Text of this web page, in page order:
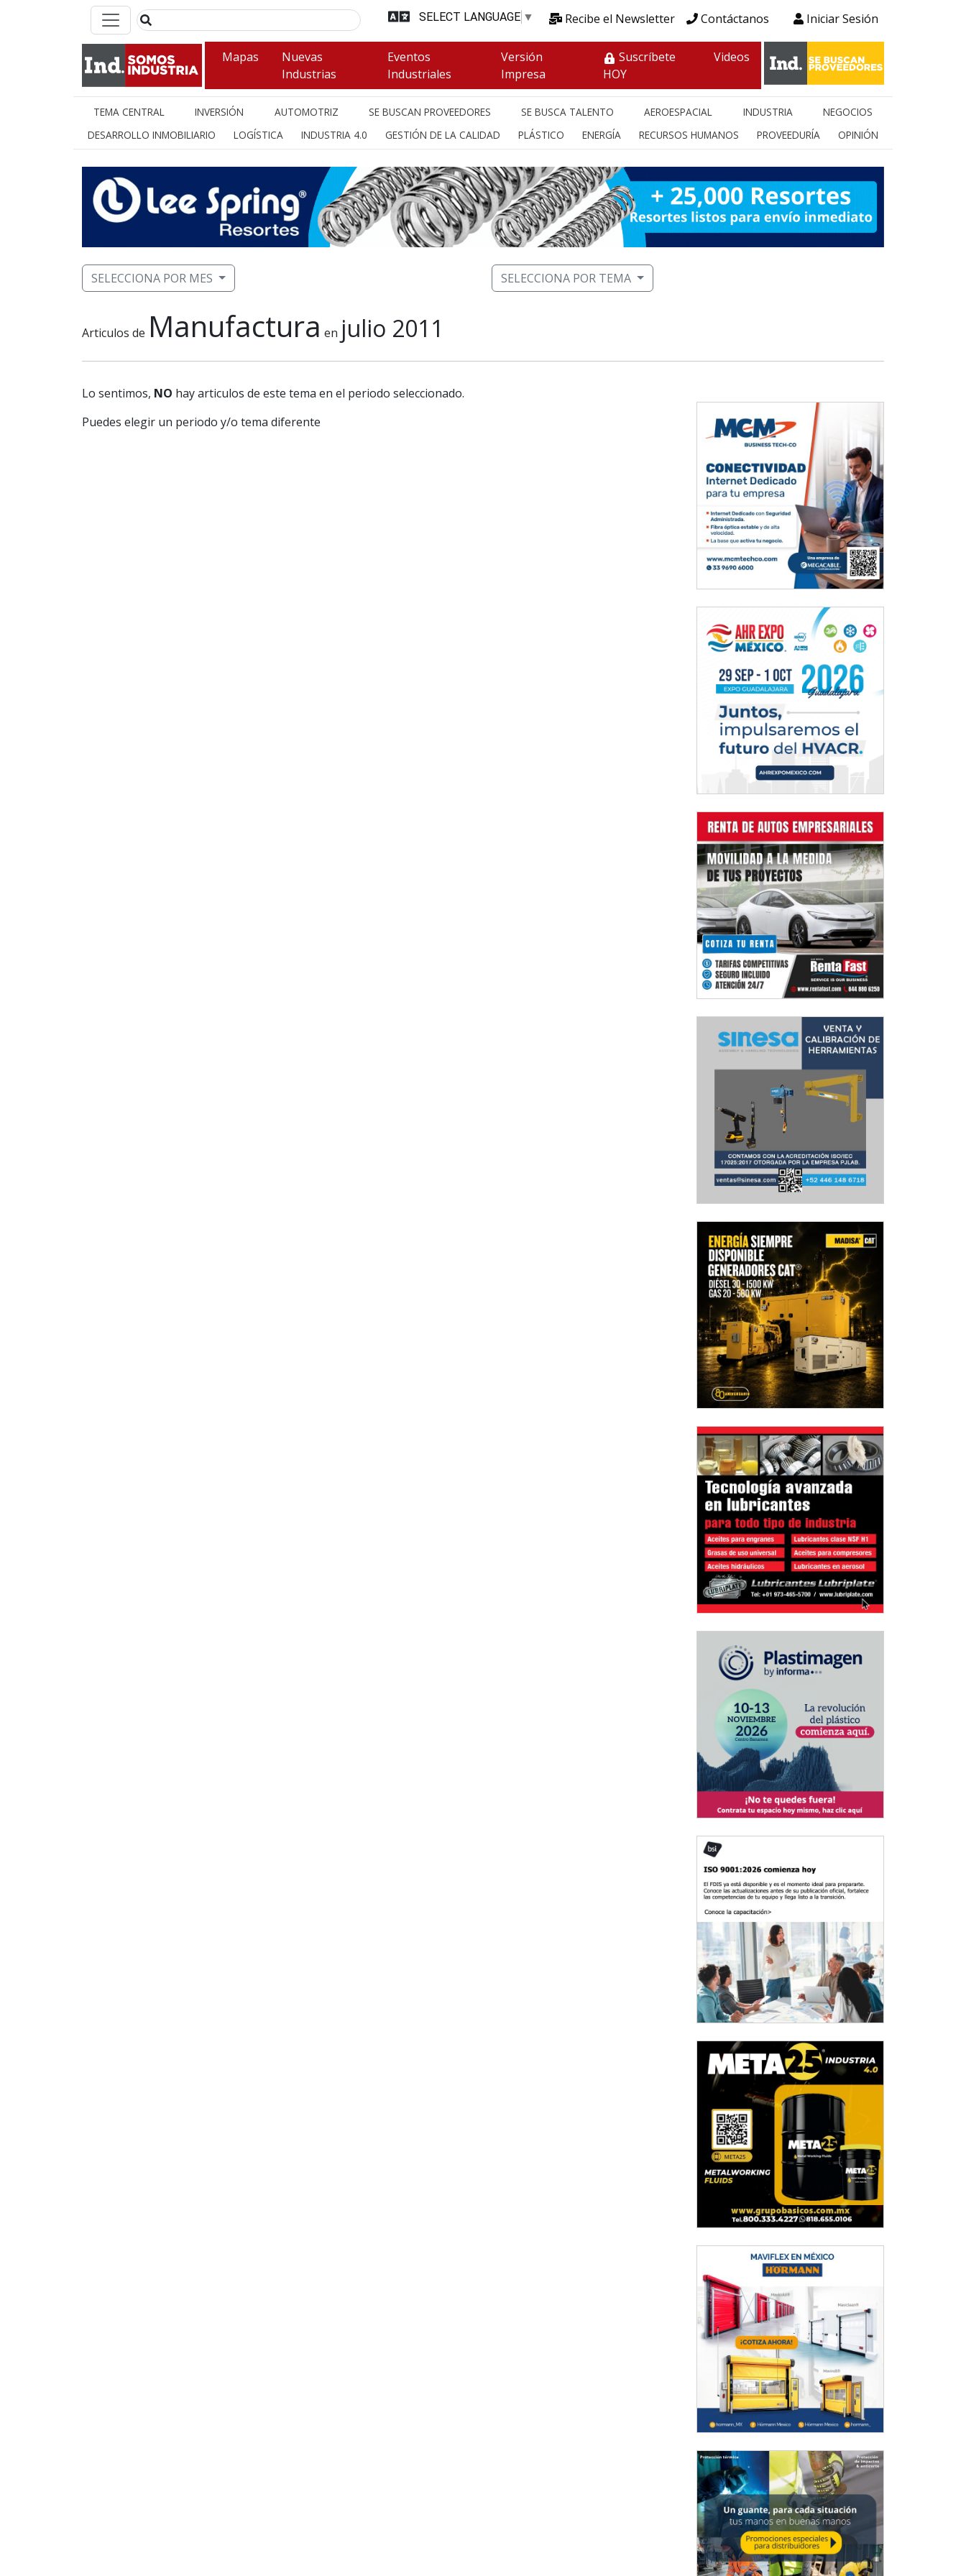
SELECT LANGUAGE ▼ Recibe el Newsletter Contáctanos Iniciar Sesión
Mapas
Nuevas
Industrias
Eventos
Industriales
Versión
Impresa
Suscríbete
HOY
Videos
TEMA CENTRAL INVERSIÓN AUTOMOTRIZ SE BUSCAN PROVEEDORES SE BUSCA TALENTO AEROESPACIAL INDUSTRIA
NEGOCIOS
DESARROLLO INMOBILIARIO
LOGÍSTICA INDUSTRIA 4.0 GESTIÓN DE LA CALIDAD PLÁSTICO ENERGÍA RECURSOS HUMANOS PROVEEDURÍA OPINIÓN
SELECCIONA POR MES SELECCIONA POR TEMA
Articulos de Manufactura en julio 2011
Lo sentimos, NO hay articulos de este tema en el periodo seleccionado.
Puedes elegir un periodo y/o tema diferente